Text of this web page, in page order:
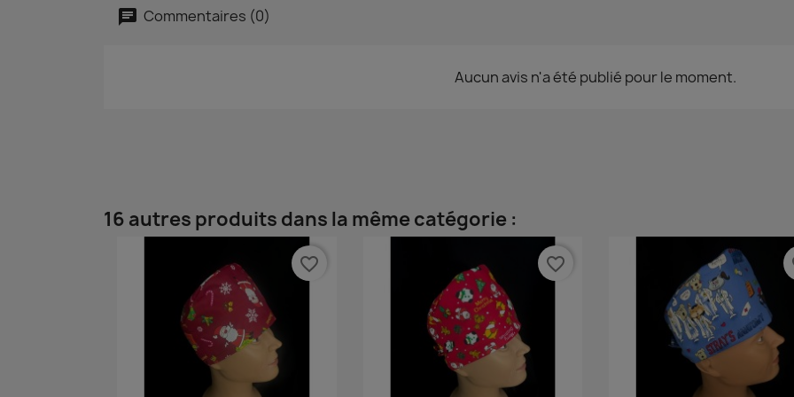
Commentaires (0)
Aucun avis n'a été publié pour le moment.
16 autres produits dans la même catégorie :
favorite_border favorite_border